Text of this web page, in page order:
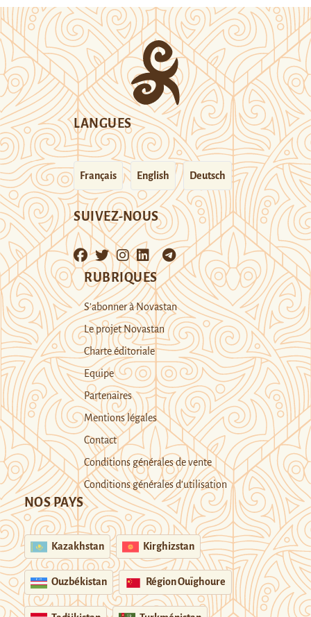
LANGUES
Français English Deutsch
SUIVEZ-NOUS
RUBRIQUES
S’abonner à Novastan
Le projet Novastan
Charte éditoriale
Equipe
Partenaires
Mentions légales
Contact
Conditions générales de vente
Conditions générales d’utilisation
NOS PAYS
Kazakhstan Kirghizstan
Ouzbékistan Région Ouïghoure